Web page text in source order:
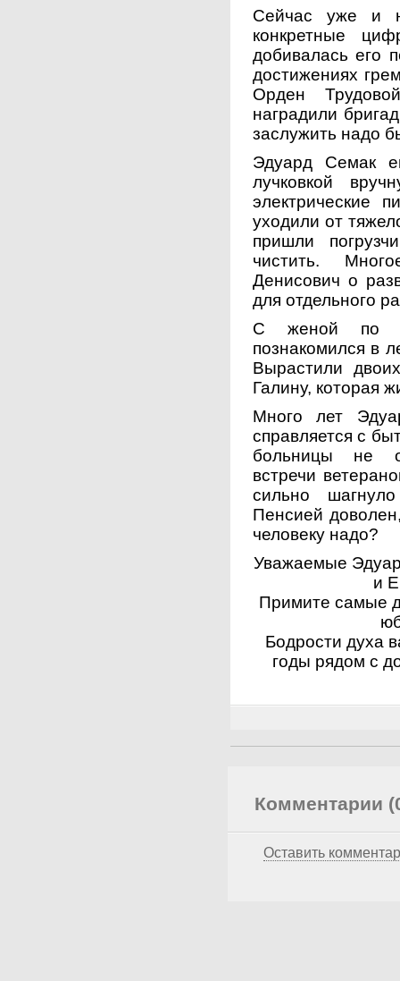
Сейчас уже и
конкретные
добивалась его
достижениях
Орден
наградили
заслужить надо
Эдуард Семак
лучковкой
электрические
уходили от
пришли
чистить.
Денисович о
для отдельного
С женой по
познакомился в
Вырастили
Галину, которая
Много лет
справляется с
больницы не
встречи
сильно
Пенсией
человеку надо?
Уважаемые
и
Примите самые
Бодрости духа
годы рядом с
Комментарии
Оставить